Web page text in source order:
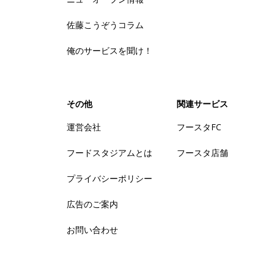
佐藤こうぞうコラム
俺のサービスを聞け！
その他
運営会社
フードスタジアムとは
プライバシーポリシー
広告のご案内
お問い合わせ
関連サービス
フースタFC
フースタ店舗